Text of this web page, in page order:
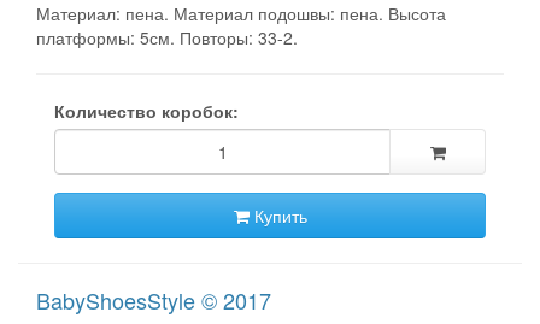
Материал: пена. Материал подошвы: пена. Высота
платформы: 5см. Повторы: 33-2.
Количество коробок:
Купить
BabyShoesStyle © 2017